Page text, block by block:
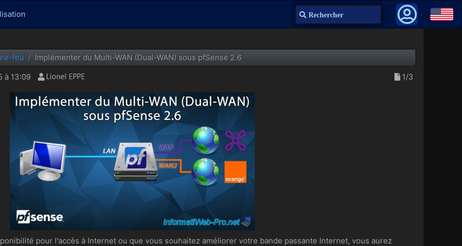
Recherche
feu
Implémenter du Multi-WAN (Dual-WAN) sous pfSense 2.6
à 13:09 1/3
pour l'accès à Internet ou que vous souhaitez améliorer votre bande passante Internet, vous aurez